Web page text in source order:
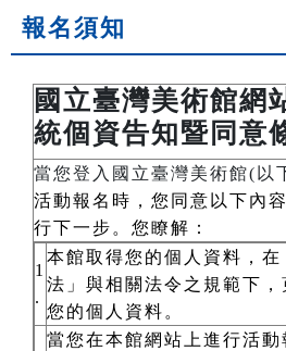
報名須知
國立臺灣美術館網
統個資告知暨同意
當您登入國立臺灣美術館(以
活動報名時，您同意以下內
行下一步。您瞭解：
1
.
本館取得您的個人資料，
法」與相關法令之規範下，
您的個人資料。
當您在本館網站上進行活